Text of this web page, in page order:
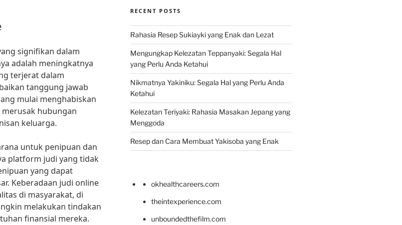
signifikan dalam
adalah meningkatnya
terjerat dalam
tanggung jawab
mulai menghabiskan
hubungan
keluarga.
untuk penipuan dan
platform judi yang tidak
yang dapat
Keberadaan judi online
di masyarakat, di
melakukan tindakan
finansial mereka.
RECENT POSTS
Rahasia Resep Sukiayki yang Enak dan Lezat
Mengungkap Kelezatan Teppanyaki: Segala Hal
yang Perlu Anda Ketahui
Nikmatnya Yakiniku: Segala Hal yang Perlu Anda
Ketahui
Kelezatan Teriyaki: Rahasia Masakan Jepang yang
Menggoda
Resep dan Cara Membuat Yakisoba yang Enak
okhealthcareers.com
theintexperience.com
unboundedthefilm.com